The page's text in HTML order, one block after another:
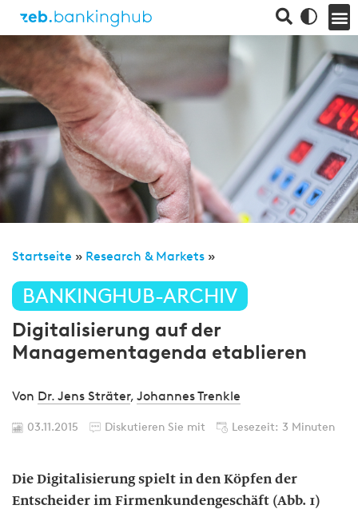
Startseite » Research & Markets »
BANKINGHUB-ARCHIV
Digitalisierung auf der
Managementagenda etablieren
Von Dr. Jens Sträter, Johannes Trenkle
03.11.2015 Diskutieren Sie mit Lesezeit: 3 Minuten
Die Digitalisierung spielt in den Köpfen der
Entscheider im Firmenkundengeschäft (Abb. 1)